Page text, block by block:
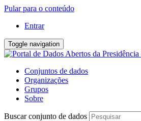
Pular para o conteúdo
Entrar
Toggle navigation
Conjuntos de dados
Organizações
Grupos
Sobre
Buscar conjunto de dados